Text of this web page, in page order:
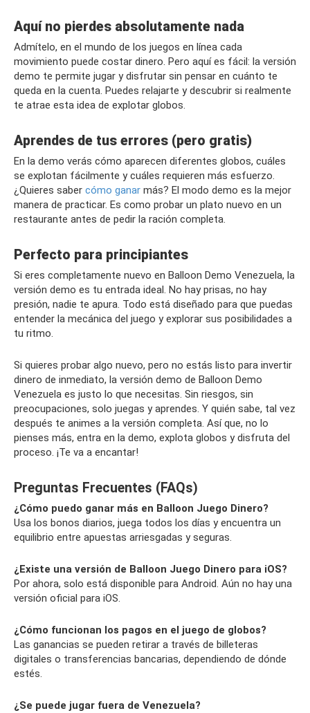
Aquí no pierdes absolutamente nada
Admítelo, en el mundo de los juegos en línea cada
movimiento puede costar dinero. Pero aquí es fácil: la versión
demo te permite jugar y disfrutar sin pensar en cuánto te
queda en la cuenta. Puedes relajarte y descubrir si realmente
te atrae esta idea de explotar globos.
Aprendes de tus errores (pero gratis)
En la demo verás cómo aparecen diferentes globos, cuáles
se explotan fácilmente y cuáles requieren más esfuerzo.
¿Quieres saber cómo ganar más? El modo demo es la mejor
manera de practicar. Es como probar un plato nuevo en un
restaurante antes de pedir la ración completa.
Perfecto para principiantes
Si eres completamente nuevo en Balloon Demo Venezuela, la
versión demo es tu entrada ideal. No hay prisas, no hay
presión, nadie te apura. Todo está diseñado para que puedas
entender la mecánica del juego y explorar sus posibilidades a
tu ritmo.
Si quieres probar algo nuevo, pero no estás listo para invertir
dinero de inmediato, la versión demo de Balloon Demo
Venezuela es justo lo que necesitas. Sin riesgos, sin
preocupaciones, solo juegas y aprendes. Y quién sabe, tal vez
después te animes a la versión completa. Así que, no lo
pienses más, entra en la demo, explota globos y disfruta del
proceso. ¡Te va a encantar!
Preguntas Frecuentes (FAQs)
¿Cómo puedo ganar más en Balloon Juego Dinero?
Usa los bonos diarios, juega todos los días y encuentra un
equilibrio entre apuestas arriesgadas y seguras.
¿Existe una versión de Balloon Juego Dinero para iOS?
Por ahora, solo está disponible para Android. Aún no hay una
versión oficial para iOS.
¿Cómo funcionan los pagos en el juego de globos?
Las ganancias se pueden retirar a través de billeteras
digitales o transferencias bancarias, dependiendo de dónde
estés.
¿Se puede jugar fuera de Venezuela?